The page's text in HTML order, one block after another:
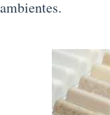
ambientes.